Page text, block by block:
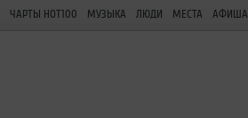
ЧАРТЫ HOT100 МУЗЫКА ЛЮДИ МЕСТА АФИША